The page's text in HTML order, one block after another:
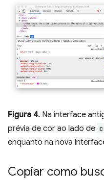
Figura 4. Na interface
prévia de cor ao lado de
enquanto na nova
Copiar como